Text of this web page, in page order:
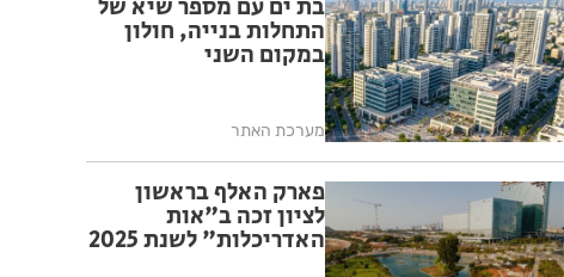
בת ים עם מספר שיא של
התחלות בנייה, חולון
במקום השני
מערכת האתר
פארק האלף בראשון
לציון זכה ב"אות
האדריכלות" לשנת 2025